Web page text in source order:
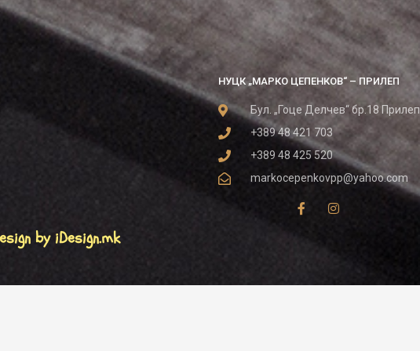
НУЦК „МАРКО ЦЕПЕНКОВ“ – ПРИЛЕП
Бул. „Гоце Делчев“ бр.18 Прилеп
+389 48 421 703
+389 48 425 520
markocepenkovpp@yahoo.com
by iDesign.mk